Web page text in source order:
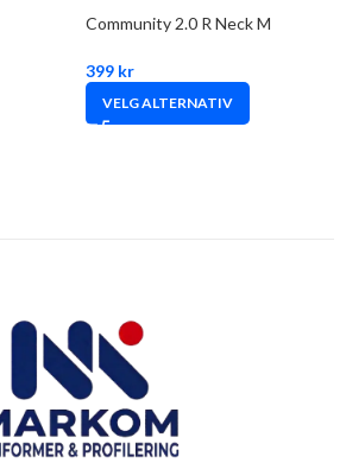
Community 2.0 R Neck M
399 kr
VELG ALTERNATIV